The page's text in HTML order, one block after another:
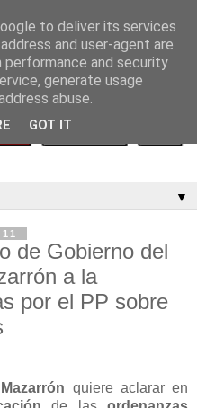
▼
de Gobierno del
a la
por el PP sobre
quiere aclarar en
to deliver its services
and user-agent are
performance and security
generate usage
abuse.
GOT IT